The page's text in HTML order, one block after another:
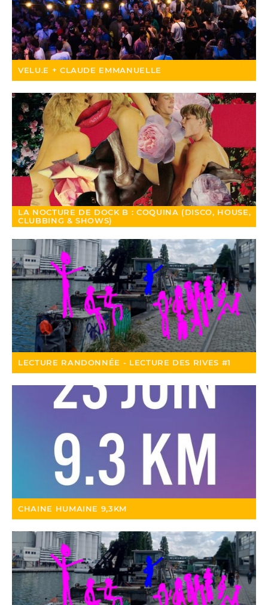
VELU.E + CLAUDE EMMANUELLE
LA NOCTURE DE DOCK B : COQUINA (DISCO, HOUSE,
CLUBBING & SHOWS)
LECTURE RANDONNÉE - LECTURE DES RIVES #1
CHAINE HUMAINE 9,3KM